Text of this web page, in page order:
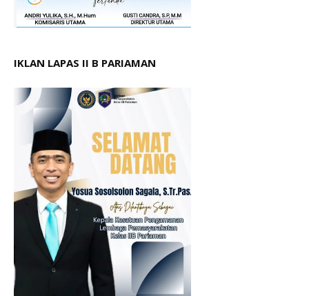
IKLAN LAPAS II B PARIAMAN